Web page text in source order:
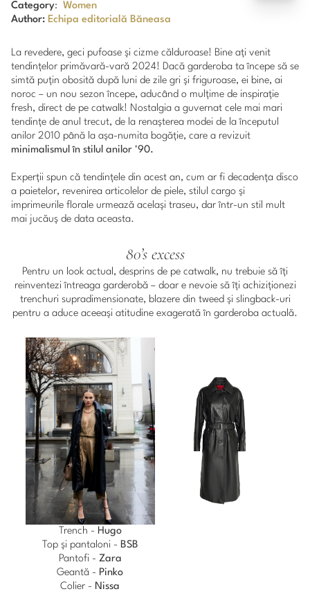
Category: Women
Author: Echipa editorială Băneasa
La revedere, geci pufoase și cizme călduroase! Bine ați venit
tendințelor primăvară-vară 2024! Dacă garderoba ta începe să se
simtă puțin obosită după luni de zile gri și friguroase, ei bine, ai
noroc – un nou sezon începe, aducând o mulțime de inspirație
fresh, direct de pe catwalk! Nostalgia a guvernat cele mai mari
tendințe de anul trecut, de la renașterea modei de la începutul
anilor 2010 până la așa-numita bogăție, care a revizuit
minimalismul în stilul anilor '90.
Experții spun că tendințele din acest an, cum ar fi decadența disco
a paietelor, revenirea articolelor de piele, stilul cargo și
imprimeurile florale urmează același traseu, dar într-un stil mult
mai jucăuș de data aceasta.
80’s excess
Pentru un look actual, desprins de pe catwalk, nu trebuie să îți
reinventezi întreaga garderobă – doar e nevoie să îți achiziționezi
trenchuri supradimensionate, blazere din tweed și slingback-uri
pentru a aduce aceeași atitudine exagerată în garderoba actuală.
Trench - Hugo
Top și pantaloni - BSB
Pantofi - Zara
Geantă - Pinko
Colier - Nissa